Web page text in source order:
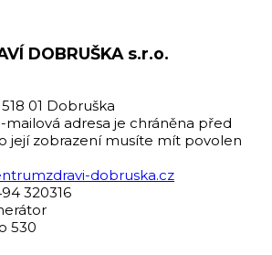
DOBRUŠKA s.r.o.
01 Dobruška
mailová adresa je chráněna před
její zobrazení musíte mít povolen
dobruska.cz
320316
530